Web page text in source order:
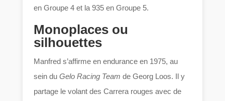
en Groupe 4 et la 935 en Groupe 5.
Monoplaces ou
silhouettes
Manfred s’affirme en endurance en 1975, au
sein duGelo Racing Team de Georg Loos. Il y
partage le volant des Carrera rouges avec de